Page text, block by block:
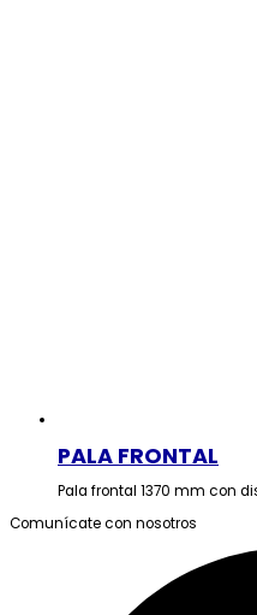
PALA FRONTAL
Pala frontal 1370 mm con
Comunícate con nosotros